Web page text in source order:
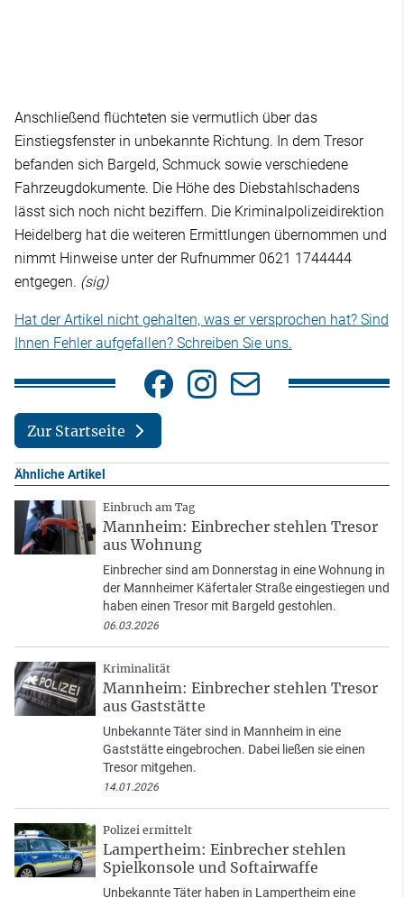
Anschließend flüchteten sie vermutlich über das
Einstiegsfenster in unbekannte Richtung. In dem Tresor
befanden sich Bargeld, Schmuck sowie verschiedene
Fahrzeugdokumente. Die Höhe des Diebstahlschadens
lässt sich noch nicht beziffern. Die Kriminalpolizeidirektion
Heidelberg hat die weiteren Ermittlungen übernommen und
nimmt Hinweise unter der Rufnummer 0621 1744444
entgegen. (sig)
Hat der Artikel nicht gehalten, was er versprochen hat? Sind
Ihnen Fehler aufgefallen? Schreiben Sie uns.
Zur Startseite
Ähnliche Artikel
Einbruch am Tag
Mannheim: Einbrecher stehlen Tresor
aus Wohnung
Einbrecher sind am Donnerstag in eine Wohnung in
der Mannheimer Käfertaler Straße eingestiegen und
haben einen Tresor mit Bargeld gestohlen.
06.03.2026
Kriminalität
Mannheim: Einbrecher stehlen Tresor
aus Gaststätte
Unbekannte Täter sind in Mannheim in eine
Gaststätte eingebrochen. Dabei ließen sie einen
Tresor mitgehen.
14.01.2026
Polizei ermittelt
Lampertheim: Einbrecher stehlen
Spielkonsole und Softairwaffe
Unbekannte Täter haben in Lampertheim eine